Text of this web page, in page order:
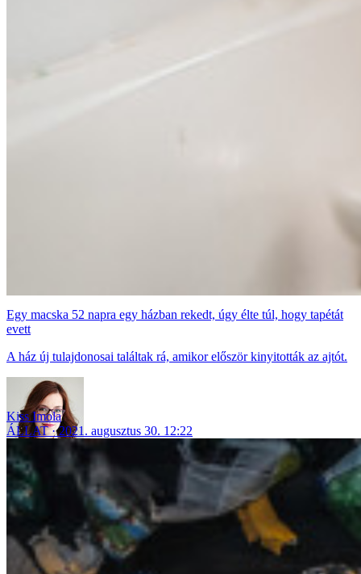
Egy macska 52 napra egy házban rekedt, úgy élte túl, hogy tapétát
evett
A ház új tulajdonosai találtak rá, amikor először kinyitották az ajtót.
Kiss Imola
ÁLLAT
2021. augusztus 30. 12:22